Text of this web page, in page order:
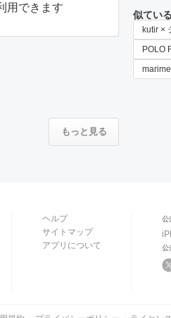
用できます
似てい
kutir ×
POLO
もっと見る
ヘルプ
サイトマップ
アプリについて
公
公